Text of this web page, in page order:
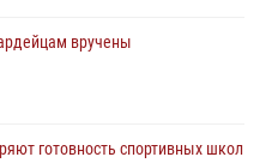
подозреваемую в краже
вручены
готовность спортивных школ